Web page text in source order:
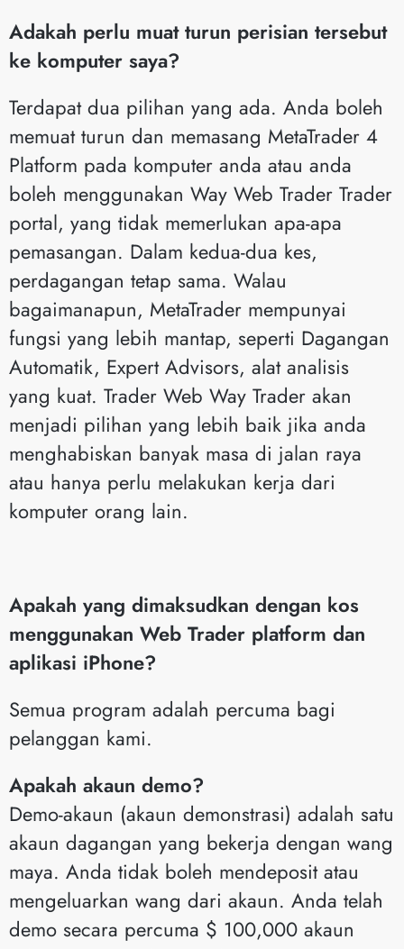
Adakah perlu muat turun perisian tersebut
ke komputer saya?
Terdapat dua pilihan yang ada. Anda boleh
memuat turun dan memasang MetaTrader 4
Platform pada komputer anda atau anda
boleh menggunakan Way Web Trader Trader
portal, yang tidak memerlukan apa-apa
pemasangan. Dalam kedua-dua kes,
perdagangan tetap sama. Walau
bagaimanapun, MetaTrader mempunyai
fungsi yang lebih mantap, seperti Dagangan
Automatik, Expert Advisors, alat analisis
yang kuat. Trader Web Way Trader akan
menjadi pilihan yang lebih baik jika anda
menghabiskan banyak masa di jalan raya
atau hanya perlu melakukan kerja dari
komputer orang lain.
Apakah yang dimaksudkan dengan kos
menggunakan Web Trader platform dan
aplikasi iPhone?
Semua program adalah percuma bagi
pelanggan kami.
Apakah akaun demo?
Demo-akaun (akaun demonstrasi) adalah satu
akaun dagangan yang bekerja dengan wang
maya. Anda tidak boleh mendeposit atau
mengeluarkan wang dari akaun. Anda telah
demo secara percuma $ 100,000 akaun